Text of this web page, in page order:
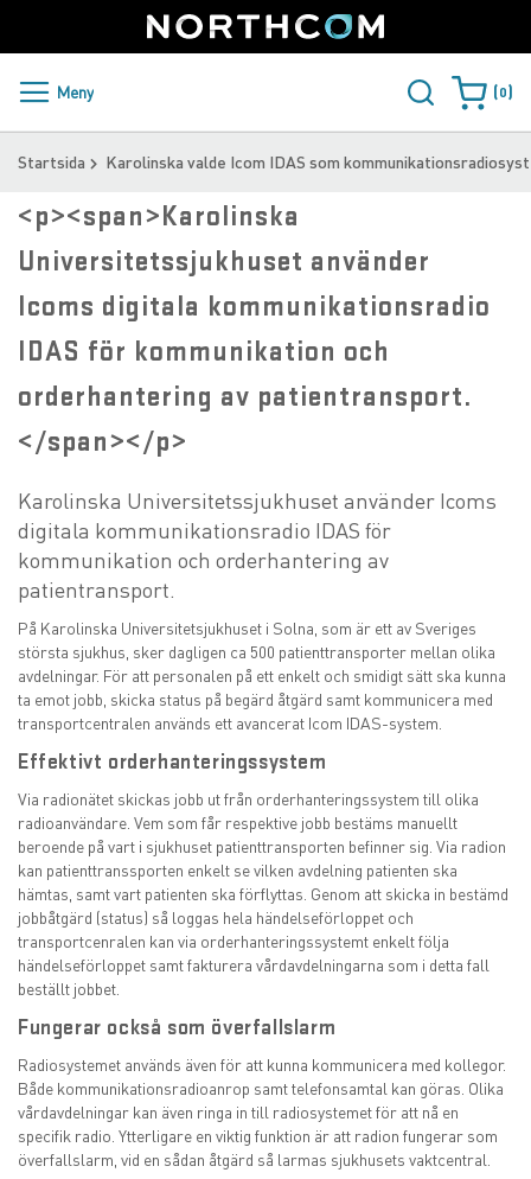
to
Content
Sweden
PRODUKTER OCH LÖSNINGAR
ÅTERFÖRSÄLJARE
NORTHCOM
Meny Varukorgen
0
Startsida Karolinska valde Icom IDAS som
<p><span>Karolinska
Universitetssjukhuset använder
Icoms digitala kommunikationsradio
IDAS för kommunikation och
orderhantering av patientransport.
</span></p>
Karolinska Universitetssjukhuset använder Icoms
digitala kommunikationsradio IDAS för
kommunikation och orderhantering av
patientransport.
På Karolinska Universitetsjukhuset i Solna, som är ett av Sveriges
största sjukhus, sker dagligen ca 500 patienttransporter mellan olika
avdelningar. För att personalen på ett enkelt och smidigt sätt ska kunna
ta emot jobb, skicka status på begärd åtgärd samt kommunicera med
transportcentralen används ett avancerat Icom IDAS-system.
Effektivt orderhanteringssystem
Via radionätet skickas jobb ut från orderhanteringssystem till olika
radioanvändare. Vem som får respektive jobb bestäms manuellt
beroende på vart i sjukhuset patienttransporten befinner sig. Via radion
kan patienttranssporten enkelt se vilken avdelning patienten ska
hämtas, samt vart patienten ska förflyttas. Genom att skicka in bestämd
jobbåtgärd (status) så loggas hela händelseförloppet och
transportcenralen kan via orderhanteringssystemt enkelt följa
händelseförloppet samt fakturera vårdavdelningarna som i detta fall
beställt jobbet.
Fungerar också som överfallslarm
Radiosystemet används även för att kunna kommunicera med kollegor.
Både kommunikationsradioanrop samt telefonsamtal kan göras. Olika
vårdavdelningar kan även ringa in till radiosystemet för att nå en
specifik radio. Ytterligare en viktig funktion är att radion fungerar som
överfallslarm, vid en sådan åtgärd så larmas sjukhusets vaktcentral.